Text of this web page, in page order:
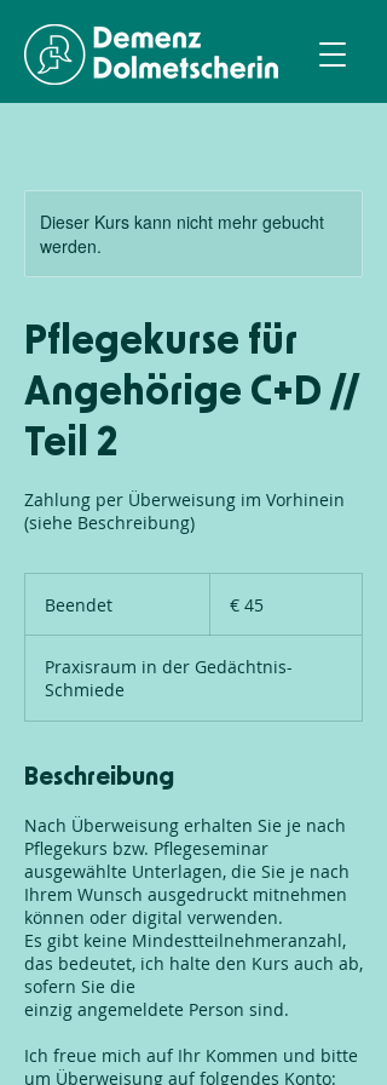
Dieser Kurs kann nicht mehr gebucht
werden.
Pflegekurse für
Angehörige C+D //
Teil 2
Zahlung per Überweisung im Vorhinein
(siehe Beschreibung)
Beendet
n
d
e
€ 45
Praxisraum in der Gedächtnis-
Schmiede
Beschreibung
Nach Überweisung erhalten Sie je nach
Pflegekurs bzw. Pflegeseminar
ausgewählte Unterlagen, die Sie je nach
Ihrem Wunsch ausgedruckt mitnehmen
können oder digital verwenden.
Es gibt keine Mindestteilnehmeranzahl,
das bedeutet, ich halte den Kurs auch ab,
sofern Sie die
einzig angemeldete Person sind.
Ich freue mich auf Ihr Kommen und bitte
um Überweisung auf folgendes Konto: